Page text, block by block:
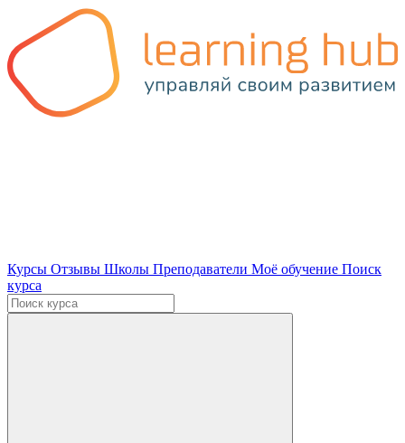
Курсы Отзывы Школы Преподаватели Моё обучение Поиск
курса